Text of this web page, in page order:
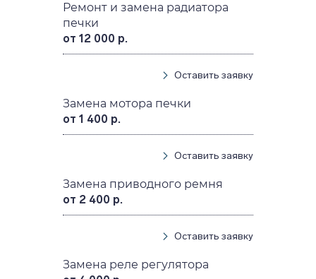
Ремонт и замена радиатора
печки
от 12 000 р.
Оставить заявку
Замена мотора печки
от 1 400 р.
Оставить заявку
Замена приводного ремня
от 2 400 р.
Оставить заявку
Замена реле регулятора